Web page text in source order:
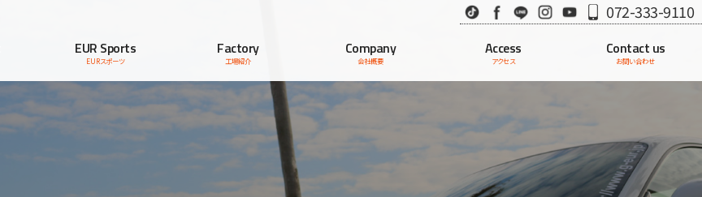
TikTok Facebook
LINE InstagramYoutube072-333-9110
EUR Sports
EURスポーツ
Factory
工場紹介
Company
会社概要
Access
アクセス
Contact us
お問い合わせ